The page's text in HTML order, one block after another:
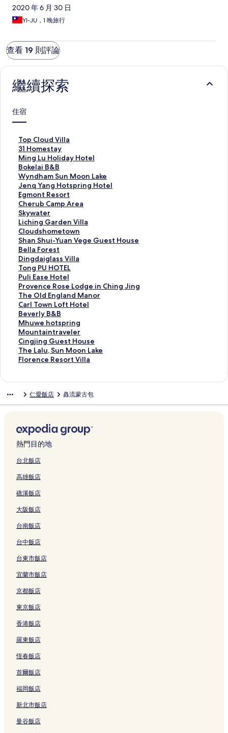
2020 年 6 月 30 日
YI-JU，1 晚旅行
查看 19 則評論
繼續探索
住宿
Top Cloud Villa
T
o
p
C
l
o
u
d
V
i
l
l
a
的
連
結
31 Homestay
3
1
H
o
m
e
s
t
a
y
的
連
結
Ming Lu Holiday Hotel
M
i
n
g
L
u
H
o
l
i
d
a
y
H
o
t
e
l
的
連
結
Bokelai B&B
B
o
k
e
l
a
i
B
&
B
的
連
結
Wyndham Sun Moon Lake
W
y
n
d
h
a
m
S
u
n
M
o
o
n
L
a
k
e
的
連
結
Jenq Yang Hotspring Hotel
J
e
n
q
Y
a
n
g
H
o
t
s
p
r
i
n
g
H
o
t
連
結
Egmont Resort
E
g
m
o
n
t
R
e
s
o
r
t
的
連
結
Cherub Camp Area
C
h
e
r
u
b
C
a
m
p
A
r
e
a
的
連
結
Skywater
S
k
y
w
a
t
e
r
的
連
結
Liching Garden Villa
L
i
c
h
i
n
g
G
a
r
d
e
n
V
i
l
連
結
Cloudshometown
C
l
o
u
d
s
h
o
m
e
t
o
w
n
的
Shan Shui-Yuan Vege Guest House
S
h
a
n
S
h
u
i
-
Y
u
a
n
V
G
u
t
H
o
u
e
連
結
Bella Forest
B
e
l
l
a
F
o
r
e
s
t
的
連
Dingdaiglass Villa
D
i
n
g
d
a
i
g
l
a
s
s
a
結
Tong PU HOTEL
T
o
n
g
P
U
H
O
T
E
L
Puli Ease Hotel
P
u
l
i
E
a
s
e
H
o
的
連
Provence Rose Lodge in Ching Jing
P
r
o
v
e
n
c
e
R
o
e
i
n
C
i
g
J
i
n
的
結
The Old England Manor
T
h
e
O
l
d
E
n
d
n
o
r
的
結
Carl Town Loft Hotel
C
a
r
l
T
o
w
t
t
e
l
的
結
Beverly B&B
B
e
v
e
r
l
的
Mhuwe hotspring
M
h
u
w
e
p
n
g
的
連
Mountaintraveler
M
o
u
n
t
v
e
l
e
的
結
Cingjing Guest House
C
i
n
g
e
s
t
H
u
e
的
連
結
The Lalu, Sun Moon Lake
T
h
u
u
n
M
o
n
a
k
e
的
結
Florence Resort Villa
F
n
R
e
s
o
t
i
l
l
a
連
仁愛飯店 灥流蒙古包
熱門目的地
台北飯店
高雄飯店
礁溪飯店
大阪飯店
台南飯店
台中飯店
台東市飯店
宜蘭市飯店
京都飯店
東京飯店
香港飯店
羅東飯店
恆春飯店
首爾飯店
福岡飯店
新北市飯店
曼谷飯店